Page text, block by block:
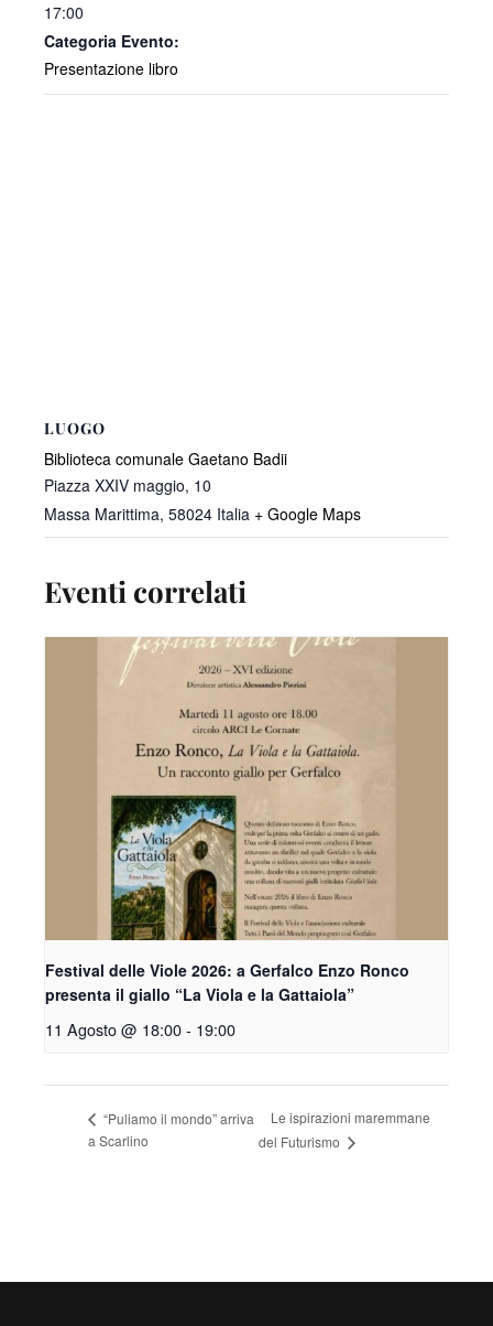
17:00
Categoria Evento:
Presentazione libro
LUOGO
Biblioteca comunale Gaetano Badii
Piazza XXIV maggio, 10
Massa Marittima, 58024 Italia + Google Maps
Eventi correlati
Festival delle Viole 2026: a Gerfalco Enzo Ronco
presenta il giallo “La Viola e la Gattaiola”
11 Agosto @ 18:00- 19:00
“Puliamo il mondo” arriva
a Scarlino
Le ispirazioni maremmane
del Futurismo